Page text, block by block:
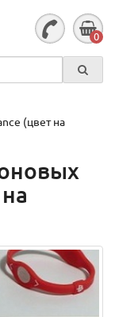
0
(цвет на